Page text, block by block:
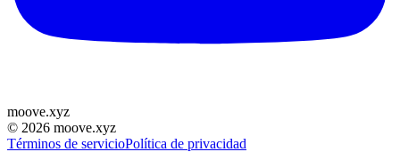
moove.xyz
© 2026 moove.xyz
Términos de servicioPolítica de privacidad